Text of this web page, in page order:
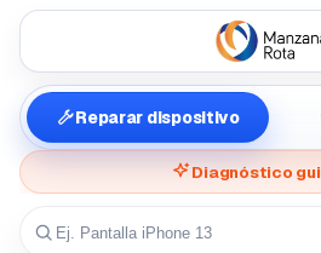
Reparar dispositivo
Diagnóstico